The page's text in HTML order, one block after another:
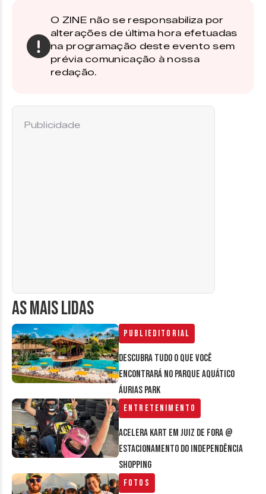
O ZINE não se responsabiliza por
alterações de última hora efetuadas
na programação deste evento sem
prévia comunicação à nossa
redação.
AS MAIS LIDAS
Publieditorial
Descubra tudo o que você
encontrará no parque aquático
Áurias Park
Entretenimento
Acelera Kart em Juiz de Fora @
estacionamento do Independência
Shopping
Fotos
Publicidade